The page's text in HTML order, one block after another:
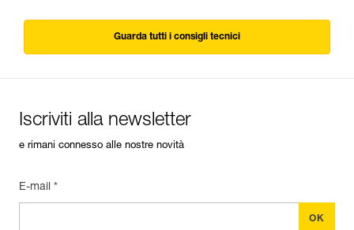
Guarda tutti i consigli tecnici
Iscriviti alla newsletter
e rimani connesso alle nostre novità
E-mail *